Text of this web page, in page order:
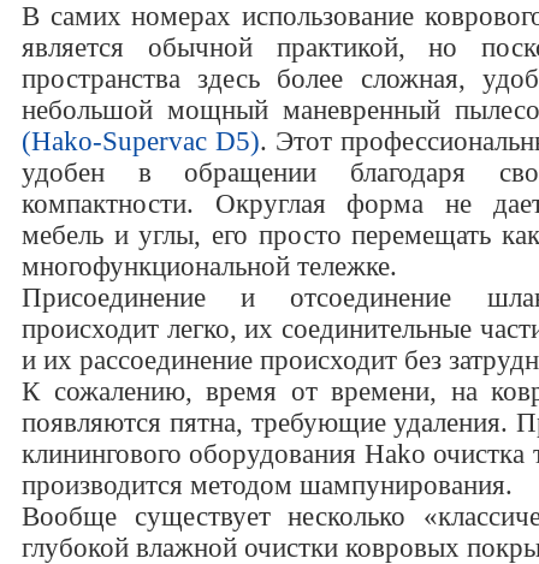
В самих номерах использование
является обычной практикой, но
пространства здесь более сложная,
небольшой мощный маневренный
(Hako-Supervac D5). Этот
удобен в обращении благодаря
компактности. Округлая форма не
мебель и углы, его просто перемещать
многофункциональной тележке.
Присоединение и отсоединение
происходит легко, их соединительные
и их рассоединение происходит без
К сожалению, время от времени, на
появляются пятна, требующие удаления.
клинингового оборудования Hako очистка
производится методом шампунирования.
Вообще существует несколько
глубокой влажной очистки ковровых